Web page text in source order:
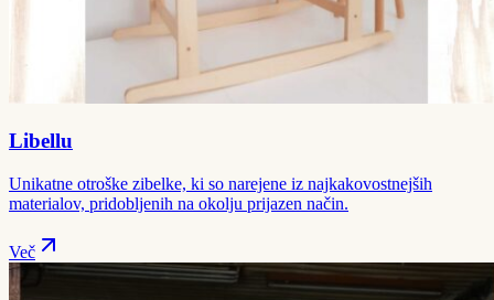
Libellu
Unikatne otroške zibelke, ki so narejene iz najkakovostnejših
materialov, pridobljenih na okolju prijazen način.
Več